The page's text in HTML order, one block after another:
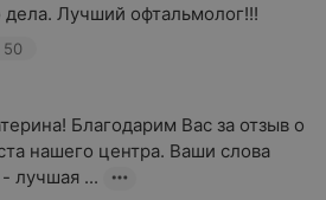
Лучший офтальмолог!!!
Благодарим Вас за отзыв о
нашего центра. Ваши слова
лучшая ...